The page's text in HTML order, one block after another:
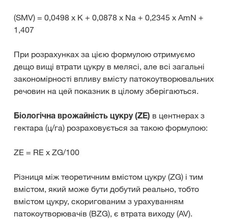
(SMV) = 0,0498 x K + 0,0878 x Na + 0,2345 x AmN +
1,407
При розрахунках за цією формулою отримуємо
дещо вищі втрати цукру в мелясі, але всі загальні
закономірності впливу вмісту патокоутворювальних
речовин на цей показник в цілому зберігаються.
Біологічна врожайність цукру (ZE) в центнерах з
гектара (ц/га) розраховується за такою формулою:
ZE = RE x ZG/100
Різниця між теоретичним вмістом цукру (ZG) і тим
вмістом, який може бути добутий реально, тобто
вмістом цукру, скоригованим з урахуванням
патокоутворювачів (BZG), є втрата виходу (AV).